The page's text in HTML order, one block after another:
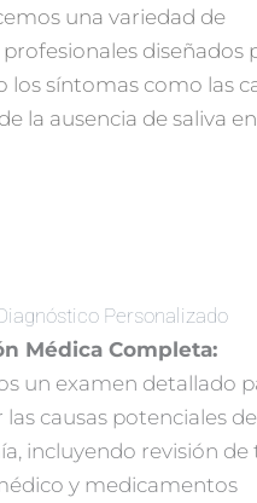
una variedad de
diseñados
los síntomas como las
la ausencia de saliva
Personalizado
Médica Completa:
un examen detallado
causas potenciales
incluyendo revisión de
y medicamentos